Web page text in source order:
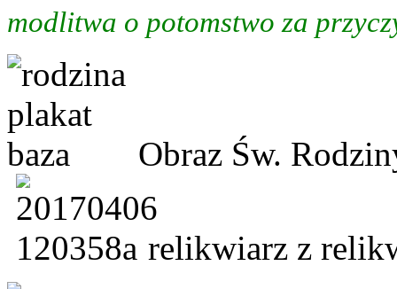
modlitwa o potomstwo za
Obraz Św.
relikwiarz z